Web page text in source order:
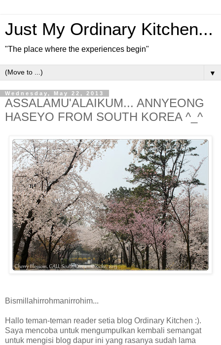
Just My Ordinary Kitchen...
"The place where the experiences begin"
▼
Wednesday, May 22, 2013
ASSALAMU'ALAIKUM... ANNYEONG
HASEYO FROM SOUTH KOREA ^_^
Bismillahirrohmanirrohim...
Hallo teman-teman reader setia blog Ordinary Kitchen :).
Saya mencoba untuk mengumpulkan kembali semangat
untuk mengisi blog dapur ini yang rasanya sudah lama